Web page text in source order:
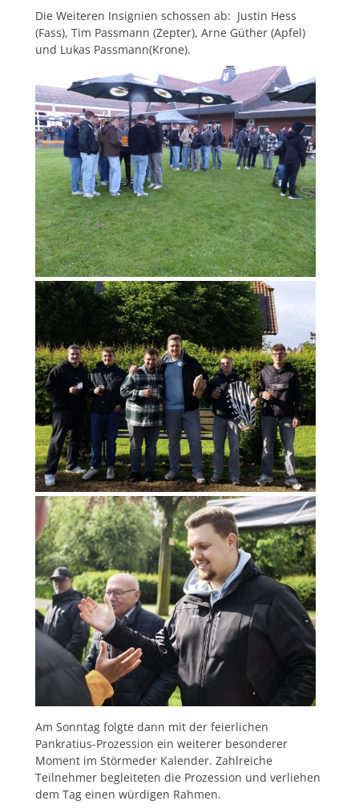
Die Weiteren Insignien schossen ab: Justin Hess
(Fass), Tim Passmann (Zepter), Arne Güther (Apfel)
und Lukas Passmann(Krone).
Am Sonntag folgte dann mit der feierlichen
Pankratius-Prozession ein weiterer besonderer
Moment im Störmeder Kalender. Zahlreiche
Teilnehmer begleiteten die Prozession und verliehen
dem Tag einen würdigen Rahmen.